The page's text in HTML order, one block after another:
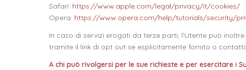
Safari: https://www.apple.com/legal/privacy/it/cookies/
Opera: https://www.opera.com/help/tutorials/security/
In caso di servizi erogati da terze parti, l’Utente può
tramite il link di opt out se esplicitamente fornito o
A chi può rivolgersi per le sue richieste e per esercitare i